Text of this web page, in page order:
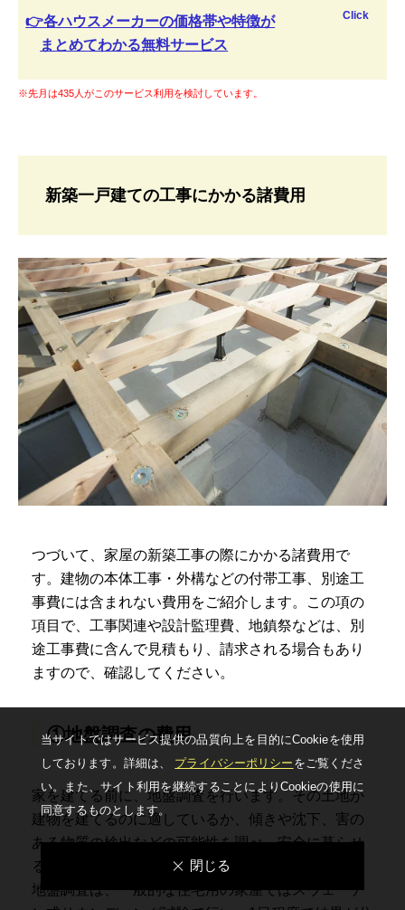
👉各ハウスメーカーの価格帯や特徴が
まとめてわかる無料サービス
Click
※先月は435人がこのサービス利用を検討しています。
新築一戸建ての工事にかかる諸費用
つづいて、家屋の新築工事の際にかかる諸費用で
す。建物の本体工事・外構などの付帯工事、別途工
事費には含まれない費用をご紹介します。この項の
項目で、工事関連や設計監理費、地鎮祭などは、別
途工事費に含んで見積もり、請求される場合もあり
ますので、確認してください。
①地盤調査の費用
家を建てる前に、地盤調査を行います。その土地が
建物を建てるのに適しているか、傾きや沈下、害の
ある物質の検出などの可能性を調べ、安全に暮らせ
るかチェックするものです。
地盤調査は、一般的な住宅用の家屋ではスウェーデ
当サイトではサービス提供の品質向上を⽬的にCookieを使⽤
しております。詳細は、 プライバシーポリシー をご覧くださ
い。
また、サイト利⽤を継続することによりCookieの使⽤に
同意するものとします。
閉じる